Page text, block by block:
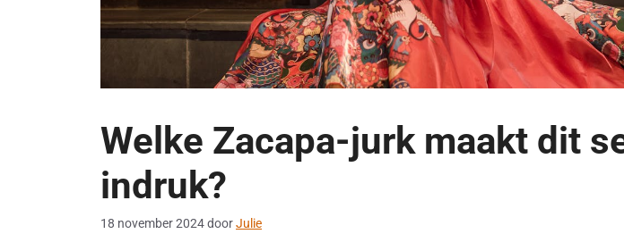
Welke Zacapa-jurk maakt dit
indruk?
18 november 2024doorJulie